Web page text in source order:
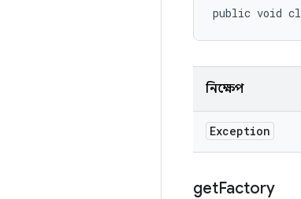
public void
নিক্ষেপ
Exception
getFactory